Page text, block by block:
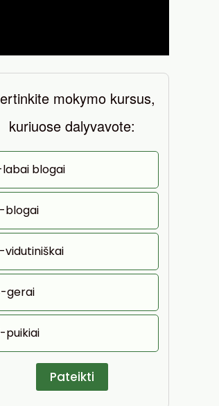
mokymo kursus,
kuriuose dalyvavote:
labai blogai
blogai
vidutiniškai
gerai
puikiai